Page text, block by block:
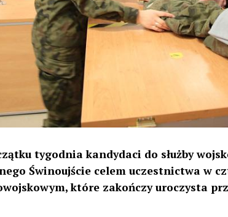
tygodnia kandydaci do służby
Świnoujście celem uczestnictwa w
które zakończy uroczysta